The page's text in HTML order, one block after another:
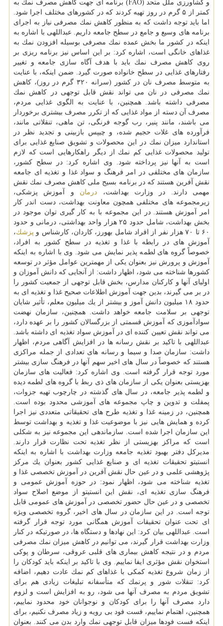
و كشاورزی ملل متحد (FAO) برنامه ای جهت كاهش مصرف نمك به
كمتر از ۵ گرم در روز تهیه كردند كه در كشورهای مختلف اجرا شود.
اما باید توجه داشت كه به منظور كاهش نمك مصرفی نیاز به اجرای
برنامه های وسیع و جامع در سطح جامعه داریم. عبداللهی با اشاره به
اینكه در كشور ما بخش عمده نمك مصرفی بوسیله افزودن نمك به
غذاهای خانگی است، اشاره كرد: بر این اساس نیز برنامه ریزی بر
روی كاهش مصرف نمك باید با هدف آگاه سازی جامعه و تغییر
رفتارهای غذایی در سطح خانواده صورت گیرد. ضمن اینكه، با عنایت
به متوسط مصرف نان در كشور (سرانه ۳۲۰ گرم در روز)، كاهش
نمك مصرفی در نان می تواند نقش قابل توجهی در كاهش نمك
مصرفی داشته باشد. همچنین، با عنایت به الگوی غذایی مردم،
مصرف آن دسته از مواد غذایی كه از تكرر مصرف بیشتری برخوردار
می باشند، مانند پنیر، رب گوجه فرنگی، تن ماهی، تنقلاتی مانند،
فرآورده های غلات حجیم شده، و چیپس بازبینی و تجدید نظر در
استاندارد میزان نمك در این محصولات و تشویق صنایع غذایی برای
تولید محصولات غذایی كم نمك از دیگر راهكارهایی است كه لازم
است به آنها نیز پرداخته شود. وی اشاره كرد: در سطح كشور،
سازمان های مختلفی در امر فرهنگ و سواد غذا و تغذیه ای جامعه
نقش آفرین هستند كه در برنامه بسیج ملی كاهش مصرف نمك نقش
مهمی دارند. در وزارت بهداشت، درمان و آموزش پزشكی،
زیرمجموعه های مختلفی همچون معاونت بهداشت، دست اندر كار
امر آموزش هستند. در این مجموعه با به كار گیری توان موجود در
بخش بهداشت، شامل حدود ۲۵ هزار واحد بهداشتی، درمانی و حدود
۶۰ تا ۷۰ هزار نفر از افراد شامل بهورز، كاردان، كارشناس و
پزشك،
آموزش های در رابطه با غذا و تغذیه در سطح كشور به افراد،
خصوصاً گروه های لطمه پذیر نمایش می شود. وی با اشاره به اینكه
آموزش و پرورش نیز بعنوان یكی از مهمترین عوامل مؤثر در توسعه
كشورها شناخته می شود، اظهار داشت: از آنجایی كه دانش آموزان و
اولیای آنها و كاركنان مدارس، بخش قابل توجهی از جمعیت كشور را
در بر می گیرند، بدین جهت آموزش اطلاعات صحیح غذا و تغذیه ای به
حدود ۱۸ میلیون دانش آموز و بیشتر از یك میلیون معلم، تأثیر شایان
توجهی بر سلامت جامعه خواهد داشت. همچنین، سازمان نهضت
سوادآموزی كه آموزش قسمتی از بزرگسالان كشور را بر عهده دارد،
می تواند نقش تعیین كننده ای در آموزش سواد تغذیه ای داشته باشد.
عبداللهی با تاكید بر نقش رسانه ها در افزایش آگاهی مردم، اظهار
داشت: سازمان صدا و سیما و رسانه های تعدادی از جمله مراكزی
هستند كه خصوصاً در سال های اخیر سهم آنها در فرهنگ سازی بیشتر
مورد توجه قرار گرفته است. وی اشاره كرد: فعالیت های سازمان
بهزیستی بعنوان یكی از سازمان های ذی ربط با گروه های لطمه دیده
و لطمه پذیر جامعه، در سال های گذشته در چارچوب تهیه جزوات،
پمفلت و تدوین و چاپ مجموعه های آموزشی محدود بوده است.
همچنین، در زمینه غذا و تغذیه طرح های تحقیقاتی متعددی نیز اجرا
كرده و همایش هایی نیز با موضوعیت غذا و تغذیه و بهداشت توسط
این سازمان اجرا شده است. سازماندهی این مجموعه نیز به شكلی
است كه مراكز بهزیستی از نظر تغذیه تحت نظارت قرار دارند.
مدیركل دفتر بهبود تغذیه جامعه وزارت بهداشت با اشاره به اینكه
انستیتو تحقیقات تغذیه ای و صنایع غذایی كشور بعنوان یك مركز
پژوهشی علمی و در عین حال نقش آفرین در آموزش تخصصی غذا و
تغذیه شناخته می شود، اظهار نمود: در حوزه آموزش عمومی و
فرهنگ سازی تغذیه ای، نقش این انستیتو از موضع اصلاح سواد
تخصصی و در عین حال حضور تخصصی در آموزش های عمومی قابل
توجه است. در این سازمان در سال های اخیر، گروه تخصصی ویژه
ای تحت عنوان تحقیقات آموزش همگانی مورد توجه قرار گرفته
است. عبداللهی بیان كرد: این نهادها و دستگاه ها، در صورتیكه در كنار
وزارت بهداشت قرار گیرند، می توانیم در كاهش میزان نمك مصرفی
مردم و در نتیجه كاهش بیماری های قلبی عروقی، سرطان و پوكی
استخوان نقش مؤثری ایفا نماییم. وی با تاكید بر اینكه باید كودكان را
از زمان شروع تغذیه كمكی با غذاهای كم نمك عادت دهیم، اضافه
كرد: تنقلات شور و پرنمك كه متأسفانه تبلیغات زیادی هم برای
تشویق مردم به مصرف آنها می شود، رو به افزایش است و لزوم
دارد مصرف آنها را برای كودكان و نوجوانان خود محدود نماییم،
همچنین، اهتمام نماییم، فست فود بی رویه و زیاد مصرف نكنیم، برای
اینكه فست فودها میزان قابل توجهی نمك وارد بدن می كنند. بعنوان